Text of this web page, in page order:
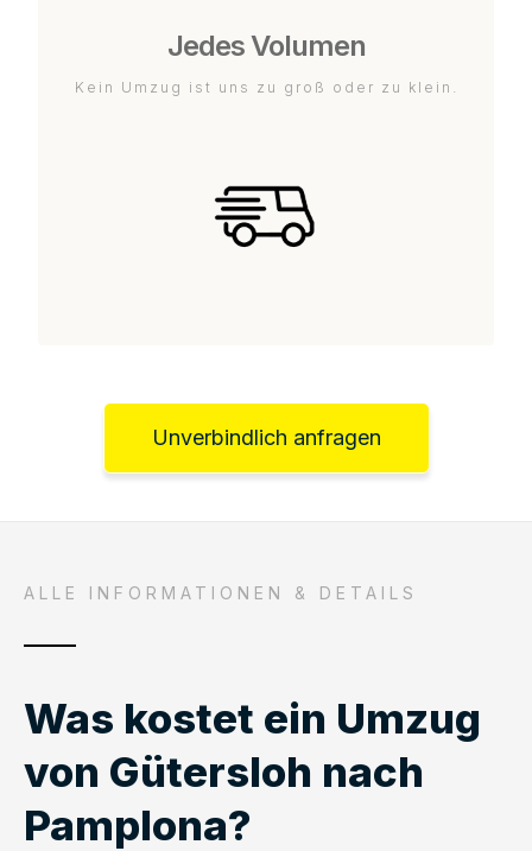
Jedes Volumen
Kein Umzug ist uns zu groß oder zu klein.
Unverbindlich anfragen
ALLE INFORMATIONEN & DETAILS
Was kostet ein Umzug
von Gütersloh nach
Pamplona?